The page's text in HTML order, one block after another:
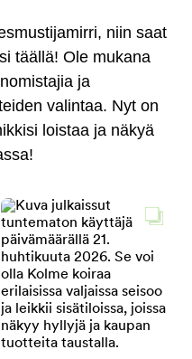
niin saat
täällä! Ole mukana
ja
valintaa. Nyt on
loistaa ja näkyä